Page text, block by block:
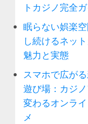
トカジノ完全
眠らない娯楽
し続けるネッ
魅力と実態
スマホで広が
遊び場：カジ
変わるオンラ
メ